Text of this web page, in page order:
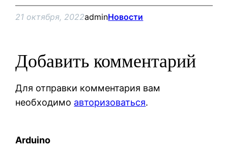
21 октября, 2022adminНовости
Добавить комментарий
Для отправки комментария вам
необходимо авторизоваться.
Arduino